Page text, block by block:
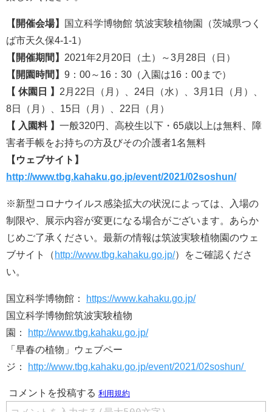
【開催会場】
国立科学博物館 筑波実験植物園（茨城県つく
ば市天久保4-1-1）
【開催期間】 2021年2月20日（土）～3月28日（日）
【開園時間】 9：00～16：30（入園は16：00まで）
【 休園日 】 2月22日（月）、24日（水）、3月1日（月）、
8日（月）、15日（月）、22日（月）
【 入園料 】 一般320円、高校生以下・65歳以上は無料、障
害者手帳をお持ちの方及びその介護者1名無料
【ウェブサイト】
http://www.tbg.kahaku.go.jp/event/2021/02soshun/
※新型コロナウイルス感染拡大の状況によっては、入場の
制限や、展示内容が変更になる場合がございます。あらか
じめご了承ください。最新の情報は筑波実験植物園のウェ
ブサイト（ http://www.tbg.kahaku.go.jp/）をご確認くださ
い。
国立科学博物館：
https://www.kahaku.go.jp/
国立科学博物館筑波実験植物
園：
http://www.tbg.kahaku.go.jp/
「早春の植物」ウェブペー
ジ：
http://www.tbg.kahaku.go.jp/event/2021/02soshun/